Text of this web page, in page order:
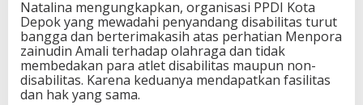
Natalina mengungkapkan, organisasi PPDI Kota
Depok yang mewadahi penyandang disabilitas turut
bangga dan berterimakasih atas perhatian Menpora
zainudin Amali terhadap olahraga dan tidak
membedakan para atlet disabilitas maupun non-
disabilitas. Karena keduanya mendapatkan fasilitas
dan hak yang sama.